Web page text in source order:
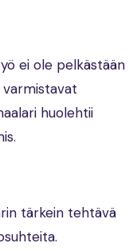
ei ole pelkästään
varmistavat
huolehtii
tärkein tehtävä